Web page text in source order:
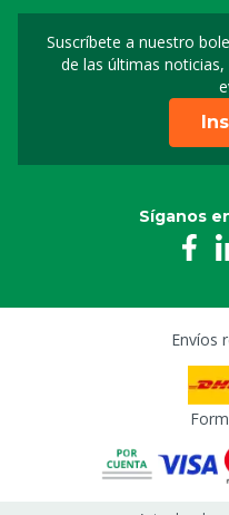
Suscríbete a nuestro
de las últimas
Síganos
Envíos